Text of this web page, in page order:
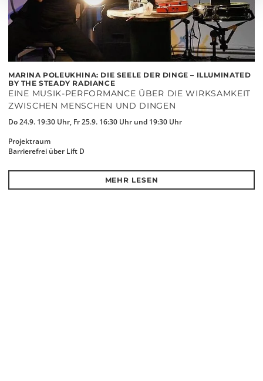
MARINA POLEUKHINA: DIE SEELE DER DINGE – ILLUMINATED
BY THE STEADY RADIANCE
EINE MUSIK-PERFORMANCE ÜBER DIE WIRKSAMKEIT
ZWISCHEN MENSCHEN UND DINGEN
Do 24.9. 19:30 Uhr, Fr 25.9. 16:30 Uhr und 19:30 Uhr
Projektraum
Barrierefrei über Lift D
MEHR LESEN